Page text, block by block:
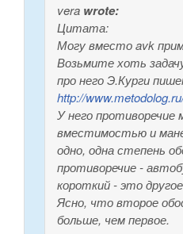
vera wrote:
Цитата:
Могу вместо avk
Возьмите хоть
про него Э.Курги
http://
У него противоречие
вместимостью и
одно, одна степень
противоречие -
короткий - это
Ясно, что второе
больше, чем первое.